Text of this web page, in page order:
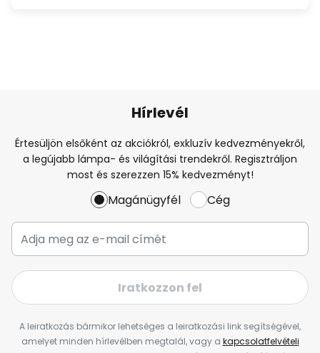
Hírlevél
Értesüljön elsőként az akciókról, exkluzív kedvezményekről,
a legújabb lámpa- és világítási trendekről. Regisztráljon
most és szerezzen 15% kedvezményt!
Magánügyfél Cég
Iratkozzon fel
A leiratkozás bármikor lehetséges a leiratkozási link segítségével,
amelyet minden hírlevélben megtalál, vagy a kapcsolatfelvételi